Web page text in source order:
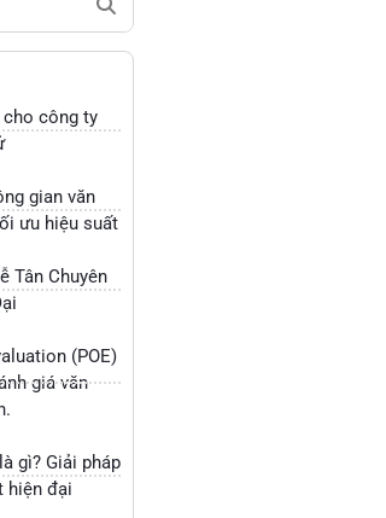
công ty
gian văn
ưu hiệu suất
Tân Chuyên
(POE)
giá văn
gì? Giải pháp
hiện đại